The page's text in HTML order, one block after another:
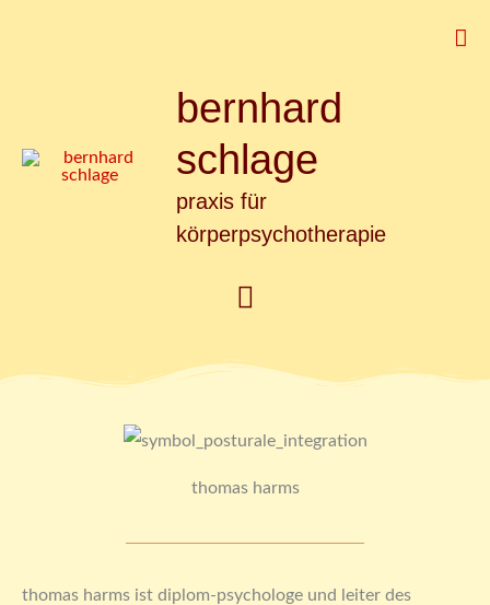
bernhard
schlage
praxis für
körperpsychotherapie
Hauptmenü
thomas harms
thomas harms ist diplom-psychologe und l eiter des